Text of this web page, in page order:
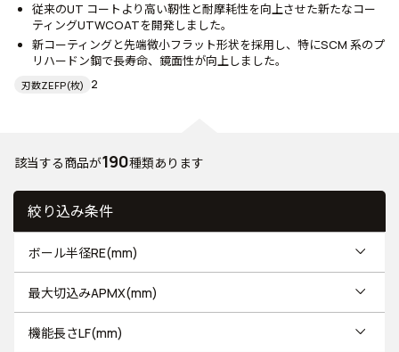
従来のUT コートより高い靭性と耐摩耗性を向上させた新たなコー
ティングUTWCOATを開発しました。
新コーティングと先端微小フラット形状を採用し、特にSCM 系のプ
リハードン鋼で長寿命、鏡面性が向上しました。
刃数ZEFP(枚) 2
該当する商品が190種類あります
絞り込み条件
ボール半径RE(mm)
最大切込みAPMX(mm)
機能長さLF(mm)